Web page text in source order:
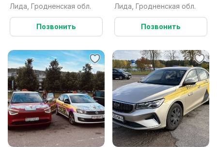
Лида, Гродненская обл.
Позвонить
Лида, Гродненская обл.
Позвонить